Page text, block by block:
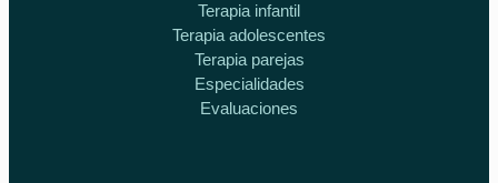
Terapia infantil
Terapia adolescentes
Terapia parejas
Especialidades
Evaluaciones